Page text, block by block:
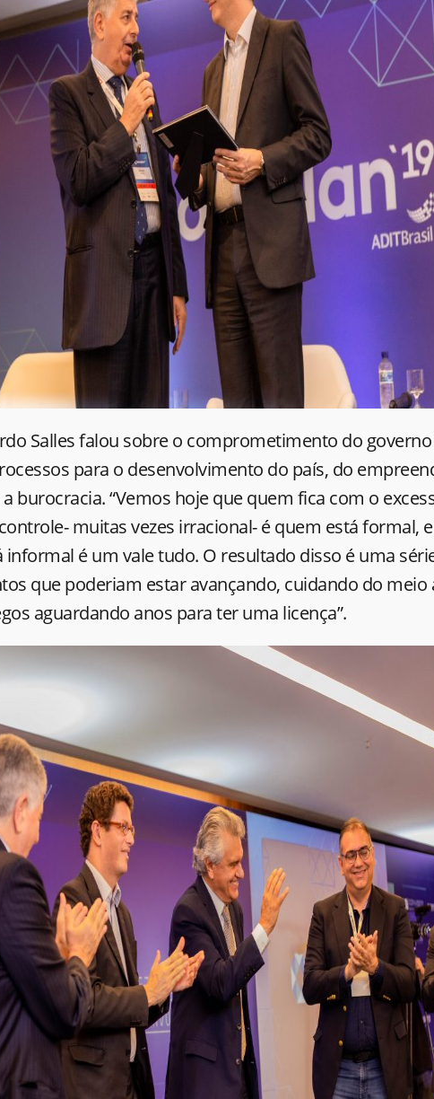
Salles falou sobre o comprometimento do
para o desenvolvimento do país, do
burocracia. “Vemos hoje que quem fica com o
muitas vezes irracional- é quem está formal,
informal é um vale tudo. O resultado disso é uma
que poderiam estar avançando, cuidando do meio
aguardando anos para ter uma licença”.